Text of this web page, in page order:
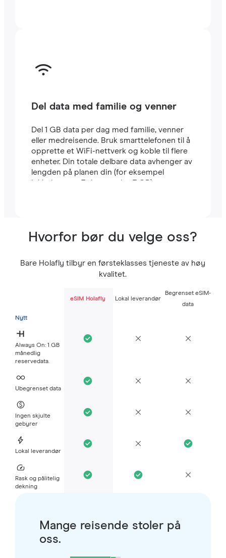
Del data med familie og venner
Del 1 GB data per dag med familie, venner
eller medreisende. Bruk smarttelefonen til å
opprette et WiFi-nettverk og koble til flere
enheter. Din totale delbare data avhenger av
lengden på planen din (for eksempel
inkluderer en 7-dagers plan 7 GB).
Hvorfor bør du velge oss?
Bare Holafly tilbyr en førsteklasses tjeneste av høy
kvalitet.
eSIM Holafly Lokal leverandør
Begrenset eSIM-
data
Nytt
Always On: 1 GB
månedlig
reservedata.
Ubegrenset data
Ingen skjulte
gebyrer
Lokal leverandør
Rask og pålitelig
dekning
Mange reisende stoler på
oss.